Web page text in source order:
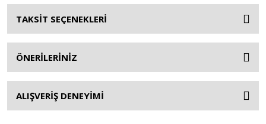
TAKSİT SEÇENEKLERİ
ÖNERİLERİNİZ
ALIŞVERİŞ DENEYİMİ